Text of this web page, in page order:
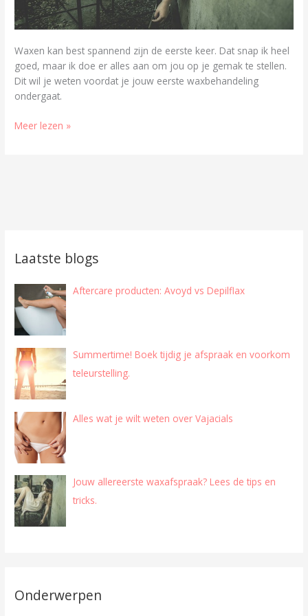
Waxen kan best spannend zijn de eerste keer. Dat snap ik heel
goed, maar ik doe er alles aan om jou op je gemak te stellen.
Dit wil je weten voordat je jouw eerste waxbehandeling
ondergaat.
Meer lezen »
Laatste blogs
Aftercare producten: Avoyd vs Depilflax
Summertime! Boek tijdig je afspraak en voorkom
teleurstelling.
Alles wat je wilt weten over Vajacials
Jouw allereerste waxafspraak? Lees de tips en
tricks.
Onderwerpen